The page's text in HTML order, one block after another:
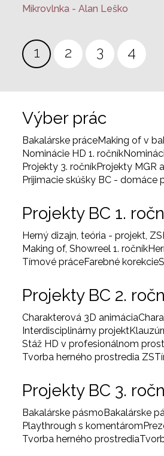
Mikrovlnka - Alan Leško
Stránkovanie
Aktuálna
1 Page
2 Page
3 Page
4
Výber prác
Bakalárske práceMaking of v
Nominácie HD 1. ročník
Projekty 3. ročníkProjekty MGR
Prijimacie skúšky BC - domáce
Projekty BC 1.
Herný dizajn, teória - projekt, ZS
Making of, Showreel 1. ročník
Tímové práceFarebné korekcie
Projekty BC 2.
Charakterová 3D animácia
Interdisciplinárny projekt
Stáž HD v profesionálnom
Tvorba herného prostredia ZS
Projekty BC 3.
Bakalárske pásmoBakalárske
Playthrough s komentárom
Tvorba herného prostredia